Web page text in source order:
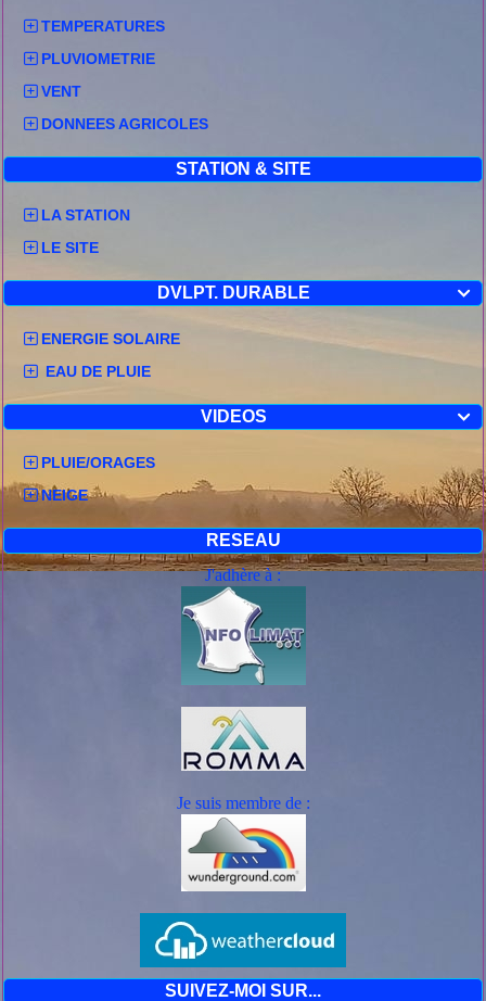
TEMPERATURES
PLUVIOMETRIE
VENT
DONNEES AGRICOLES
STATION & SITE
LA STATION
LE SITE

DVLPT. DURABLE
ENERGIE SOLAIRE
EAU DE PLUIE

VIDEOS
PLUIE/ORAGES
NEIGE
RESEAU
J'adhère à :
Je suis membre de :
SUIVEZ-MOI SUR...